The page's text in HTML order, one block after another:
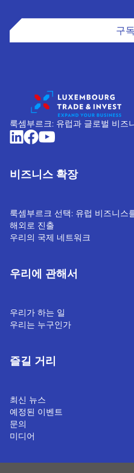
구
룩셈부르크: 유럽과 글로벌 비즈
비즈니스 확장
룩셈부르크 선택: 유럽 비즈니스
해외로 진출
우리의 국제 네트워크
우리에 관해서
우리가 하는 일
우리는 누구인가
즐길 거리
최신 뉴스
예정된 이벤트
문의
미디어